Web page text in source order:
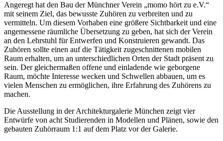
Angeregt hat den Bau der Münchner Verein „momo hört zu e.V.“
mit seinem Ziel, das bewusste Zuhören zu verbreiten und zu
vermitteln. Um diesem Vorhaben eine größere Sichtbarkeit und eine
angemessene räumliche Übersetzung zu geben, hat sich der Verein
an den Lehrstuhl für Entwerfen und Konstruieren gewandt. Das
Zuhören sollte einen auf die Tätigkeit zugeschnittenen mobilen
Raum erhalten, um an unterschiedlichen Orten der Stadt präsent zu
sein. Der gleichermaßen offene und einladende wie geborgene
Raum, möchte Interesse wecken und Schwellen abbauen, um es
vielen Menschen zu ermöglichen, ihre Erfahrung des Zuhörens zu
machen.
Die Ausstellung in der Architekturgalerie München zeigt vier
Entwürfe von acht Studierenden in Modellen und Plänen, sowie den
gebauten Zuhörraum 1:1 auf dem Platz vor der Galerie.